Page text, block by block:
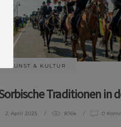
KUNST & KULTUR
Traditionen in
2. April 2025 8.16k 0